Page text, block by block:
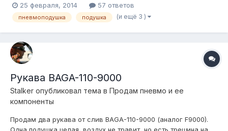
+380913046464
25 февраля, 2014 57 ответов
пневмоподушка подушка (и ещё 3 )
Рукава BAGA-110-9000
Stalker опубликовал тема в Продам пневмо и ее
компоненты
Продам два рукава от слив BAGA-110-9000 (аналог F9000).